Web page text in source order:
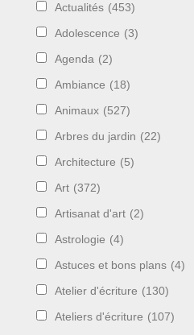
Actualités (453)
Adolescence (3)
Agenda (2)
Ambiance (18)
Animaux (527)
Arbres du jardin (22)
Architecture (5)
Art (372)
Artisanat d'art (2)
Astrologie (4)
Astuces et bons plans (4)
Atelier d'écriture (130)
Ateliers d'écriture (107)